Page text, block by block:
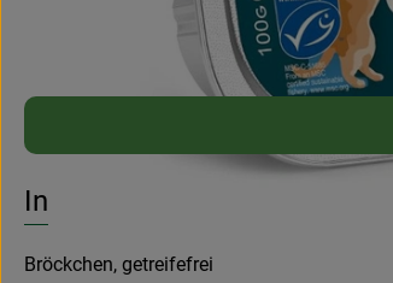
Entdecke passende Rezepte
Info
Bröckchen, getreifefrei